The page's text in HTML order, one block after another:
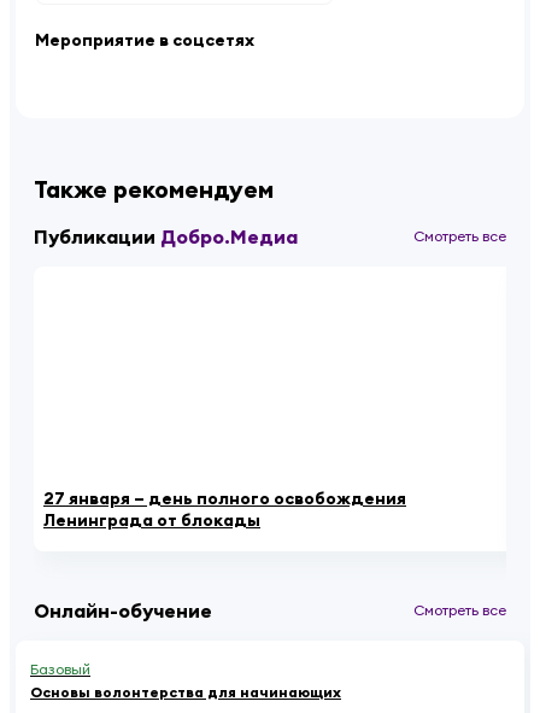
Мероприятие в соцсетях
Также рекомендуем
Публикации Добро.Медиа Смотреть все
27 января – день полного освобождения
Ленинграда от блокады
Онлайн-обучение Смотреть все
Базовый
Основы волонтерства для начинающих